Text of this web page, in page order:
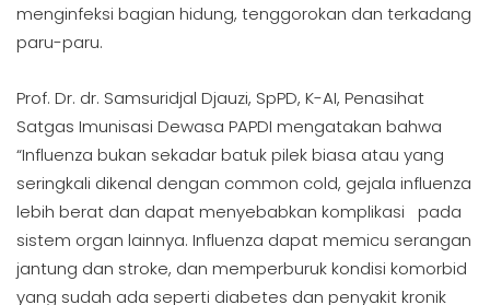
menginfeksi bagian hidung, tenggorokan dan terkadang
paru-paru.
Prof. Dr. dr. Samsuridjal Djauzi, SpPD, K-AI, Penasihat
Satgas Imunisasi Dewasa PAPDI mengatakan bahwa
“Influenza bukan sekadar batuk pilek biasa atau yang
seringkali dikenal dengan common cold, gejala influenza
lebih berat dan dapat menyebabkan komplikasi pada
sistem organ lainnya. Influenza dapat memicu serangan
jantung dan stroke, dan memperburuk kondisi komorbid
yang sudah ada seperti diabetes dan penyakit kronik